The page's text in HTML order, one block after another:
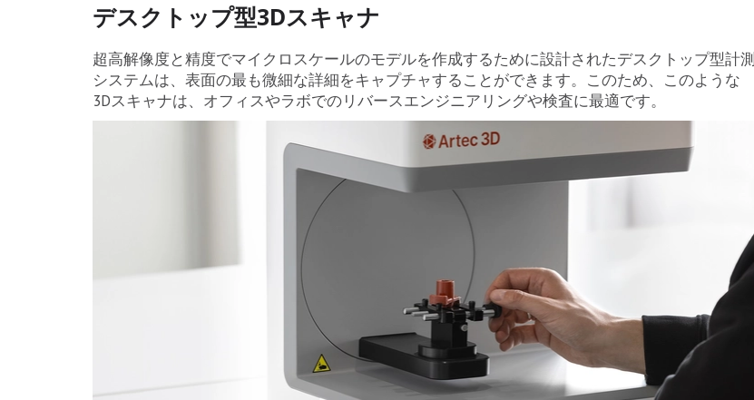
デスクトップ型3Dスキャナ
超高解像度と精度でマイクロスケールのモデルを作成するために設計されたデスクトップ型計測
システムは、表面の最も微細な詳細をキャプチャすることができます。このため、このような
3Dスキャナは、オフィスやラボでのリバースエンジニアリングや検査に最適です。